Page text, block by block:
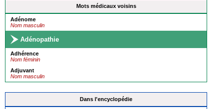
Mots médicaux voisins
Adénome
Nom masculin
Adénopathie
Adhérence
Nom féminin
Adjuvant
Nom masculin
Dans l'encyclopédie